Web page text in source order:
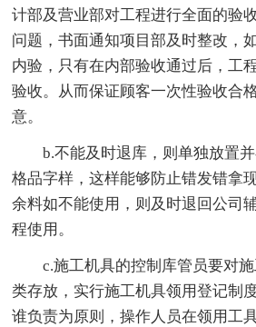
计部及营业部对工程进行全面的验
问题，书面通知项目部及时整改，
内验，只有在内部验收通过后，工
验收。从而保证顾客一次性验收合
意。
b.不能及时退库，则单独放置
格品字样，这样能够防止错发错拿
余料如不能使用，则及时退回公司
程使用。
c.施工机具的控制库管员要对
类存放，实行施工机具领用登记制
谁负责为原则，操作人员在领用工